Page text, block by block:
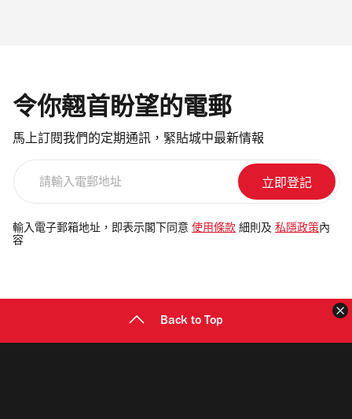
令你翹首盼望的電郵
馬上訂閱我們的定期通訊，緊貼城中最新情報
電
郵
輸入電子郵箱地址，即表示閣下同意 使用條款 細則及 私隱政策 內
容
Back to Top